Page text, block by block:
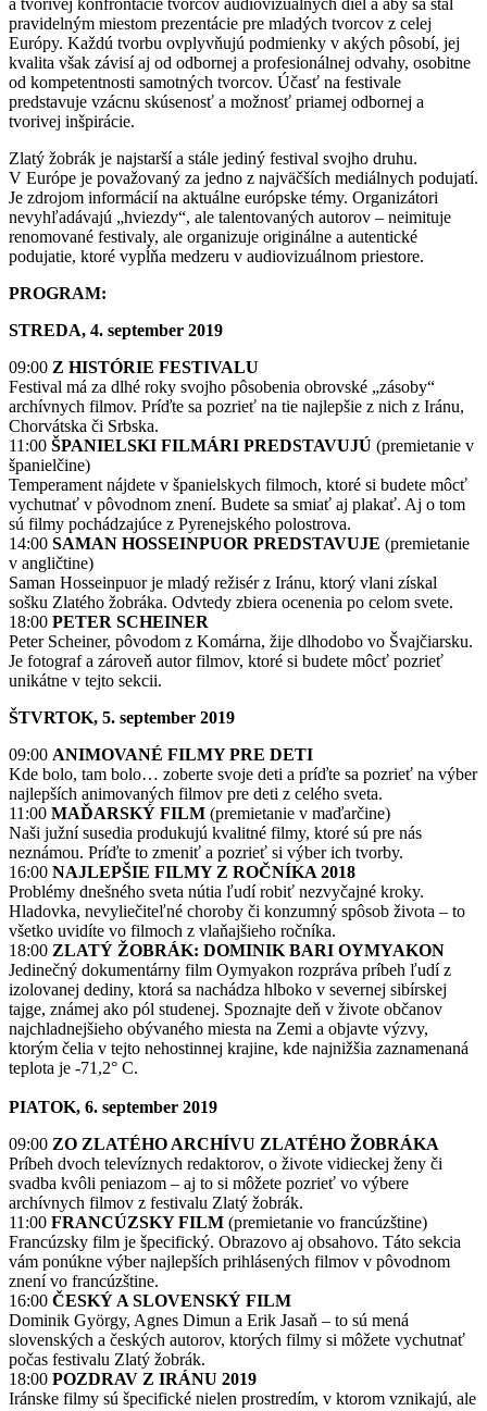
pravidelným miestom prezentácie pre mladých tvorcov z celej
Európy. Každú tvorbu ovplyvňujú podmienky v akých pôsobí, jej
kvalita však závisí aj od odbornej a profesionálnej odvahy, osobitne
od kompetentnosti samotných tvorcov. Účasť na festivale
predstavuje vzácnu skúsenosť a možnosť priamej odbornej a
tvorivej inšpirácie.
Zlatý žobrák je najstarší a stále jediný festival svojho druhu.
V Európe je považovaný za jedno z najväčších mediálnych podujatí.
Je zdrojom informácií na aktuálne európske témy. Organizátori
nevyhľadávajú „hviezdy“, ale talentovaných autorov – neimituje
renomované festivaly, ale organizuje originálne a autentické
podujatie, ktoré vypĺňa medzeru v audiovizuálnom priestore.
PROGRAM:
STREDA, 4. september 2019
09:00 Z HISTÓRIE FESTIVALU
Festival má za dlhé roky svojho pôsobenia obrovské „zásoby“
archívnych filmov. Príďte sa pozrieť na tie najlepšie z nich z Iránu,
Chorvátska či Srbska.
11:00 ŠPANIELSKI FILMÁRI PREDSTAVUJÚ (premietanie v
španielčine)
Temperament nájdete v španielskych filmoch, ktoré si budete môcť
vychutnať v pôvodnom znení. Budete sa smiať aj plakať. Aj o tom
sú filmy pochádzajúce z Pyrenejského polostrova.
14:00 SAMAN HOSSEINPUOR PREDSTAVUJE (premietanie
v angličtine)
Saman Hosseinpuor je mladý režisér z Iránu, ktorý vlani získal
sošku Zlatého žobráka. Odvtedy zbiera ocenenia po celom svete.
18:00 PETER SCHEINER
Peter Scheiner, pôvodom z Komárna, žije dlhodobo vo Švajčiarsku.
Je fotograf a zároveň autor filmov, ktoré si budete môcť pozrieť
unikátne v tejto sekcii.
ŠTVRTOK, 5. september 2019
09:00 ANIMOVANÉ FILMY PRE DETI
Kde bolo, tam bolo… zoberte svoje deti a príďte sa pozrieť na výber
najlepších animovaných filmov pre deti z celého sveta.
11:00 MAĎARSKÝ FILM (premietanie v maďarčine)
Naši južní susedia produkujú kvalitné filmy, ktoré sú pre nás
neznámou. Príďte to zmeniť a pozrieť si výber ich tvorby.
16:00 NAJLEPŠIE FILMY Z ROČNÍKA 2018
Problémy dnešného sveta nútia ľudí robiť nezvyčajné kroky.
Hladovka, nevyliečiteľné choroby či konzumný spôsob života – to
všetko uvidíte vo filmoch z vlaňajšieho ročníka.
18:00 ZLATÝ ŽOBRÁK: DOMINIK BARI OYMYAKON
Jedinečný dokumentárny film Oymyakon rozpráva príbeh ľudí z
izolovanej dediny, ktorá sa nachádza hlboko v severnej sibírskej
tajge, známej ako pól studenej. Spoznajte deň v živote občanov
najchladnejšieho obývaného miesta na Zemi a objavte výzvy,
ktorým čelia v tejto nehostinnej krajine, kde najnižšia zaznamenaná
teplota je -71,2° C.
PIATOK, 6. september 2019
09:00 ZO ZLATÉHO ARCHÍVU ZLATÉHO ŽOBRÁKA
Príbeh dvoch televíznych redaktorov, o živote vidieckej ženy či
svadba kvôli peniazom – aj to si môžete pozrieť vo výbere
archívnych filmov z festivalu Zlatý žobrák.
11:00 FRANCÚZSKY FILM (premietanie vo francúzštine)
Francúzsky film je špecifický. Obrazovo aj obsahovo. Táto sekcia
vám ponúkne výber najlepších prihlásených filmov v pôvodnom
znení vo francúzštine.
16:00 ČESKÝ A SLOVENSKÝ FILM
Dominik György, Agnes Dimun a Erik Jasaň – to sú mená
slovenských a českých autorov, ktorých filmy si môžete vychutnať
počas festivalu Zlatý žobrák.
18:00 POZDRAV Z IRÁNU 2019
Iránske filmy sú špecifické nielen prostredím, v ktorom vznikajú, ale